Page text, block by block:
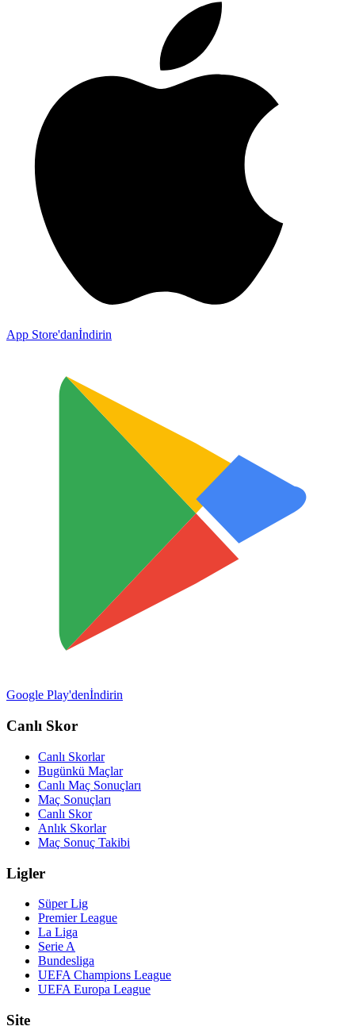
App Store'danİndirin
Google Play'denİndirin
Canlı Skor
Canlı Skorlar
Bugünkü Maçlar
Canlı Maç Sonuçları
Maç Sonuçları
Canlı Skor
Anlık Skorlar
Maç Sonuç Takibi
Ligler
Süper Lig
Premier League
La Liga
Serie A
Bundesliga
UEFA Champions League
UEFA Europa League
Site